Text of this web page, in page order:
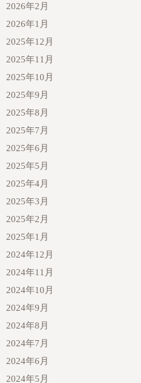
2026年2月
2026年1月
2025年12月
2025年11月
2025年10月
2025年9月
2025年8月
2025年7月
2025年6月
2025年5月
2025年4月
2025年3月
2025年2月
2025年1月
2024年12月
2024年11月
2024年10月
2024年9月
2024年8月
2024年7月
2024年6月
2024年5月